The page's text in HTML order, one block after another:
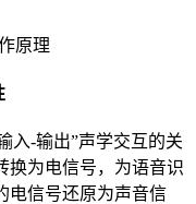
原理
入-输出”声学交互的关
换为电信号，为语音识
电信号还原为声音信